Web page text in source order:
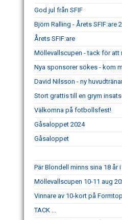
God jul från SFIF
Björn Ralling - Årets SFIF:are
Årets SFIF:are
Möllevallscupen - tack för att
Nya sponsorer sökes - kom
David Nilsson - ny
Stort grattis till en grym
Välkomna på fotbollsfest!
Gåsaloppet 2024
Gåsaloppet
Pär Blondell minns sina 18 år i
Möllevallscupen 10-11 aug
Vinnare av 10-kort på
TACK ...